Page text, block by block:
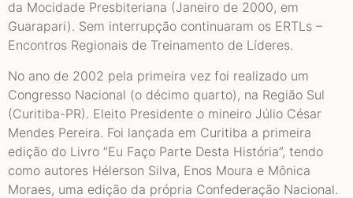
da Mocidade Presbiteriana (Janeiro de 2000, em
Guarapari). Sem interrupção continuaram os ERTLs –
Encontros Regionais de Treinamento de Líderes.
No ano de 2002 pela primeira vez foi realizado um
Congresso Nacional (o décimo quarto), na Região Sul
(Curitiba-PR). Eleito Presidente o mineiro Júlio César
Mendes Pereira. Foi lançada em Curitiba a primeira
edição do Livro “Eu Faço Parte Desta História”, tendo
como autores Hélerson Silva, Enos Moura e Mônica
Moraes, uma edição da própria Confederação Nacional.